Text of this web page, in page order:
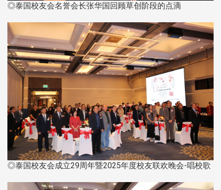
◎泰国校友会名誉会长张华国回顾草创阶段的点滴
◎泰国校友会成立29周年暨2025年度校友联欢晚会-唱校歌